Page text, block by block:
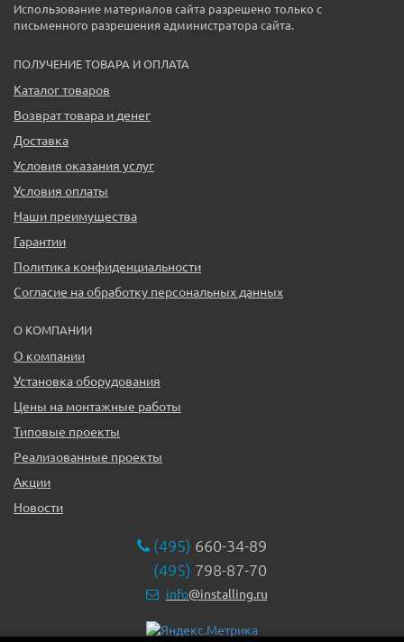
Использование материалов сайта разрешено только с
письменного разрешения администратора сайта.
ПОЛУЧЕНИЕ ТОВАРА И ОПЛАТА
Каталог товаров
Возврат товара и денег
Доставка
Условия оказания услуг
Условия оплаты
Наши преимущества
Гарантии
Политика конфиденциальности
Согласие на обработку персональных данных
О КОМПАНИИ
О компании
Установка оборудования
Цены на монтажные работы
Типовые проекты
Реализованные проекты
Акции
Новости
(495) 660-34-89
(495) 798-87-70
info@installing.ru